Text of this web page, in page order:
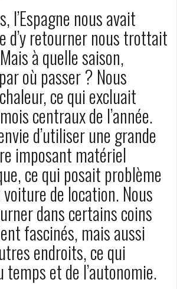
l’Espagne nous avait
d’y retourner nous trottait
à quelle saison,
où passer ? Nous
ce qui excluait
centraux de l’année.
d’utiliser une grande
imposant matériel
ce qui posait problème
de location. Nous
dans certains coins
fascinés, mais aussi
endroits, ce qui
temps et de l’autonomie.